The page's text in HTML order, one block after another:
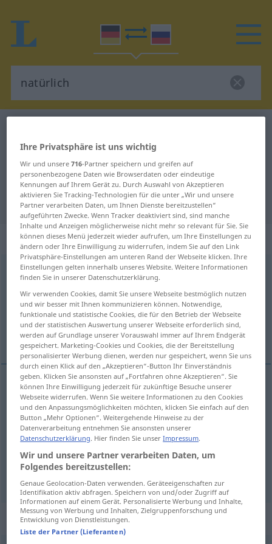
Deutsch-Russisch Übersetzung für
"natürlich"
"natürlich" Russisch Übersetzung
„natürlich“: Adjektiv
natürlichadj
Übersicht aller Übersetzungen
(Für mehr Details die Übersetzung anklicken/antippen)
естествен\ный, настоящий, натуральный
естествен\ный, -на,природный natürlich
настоящий natürlichecht
натуральный, -ен, -ьна natürlichecht
„natürlich“: Adverb
Ihre Privatsphäre ist uns wichtig
Wir und unsere716-Partner speichern und greifen auf
personenbezogene Daten wie Browserdaten oder eindeutige
Kennungen auf Ihrem Gerät zu. Durch Auswahl von Akzeptieren
aktivieren Sie Tracking-Technologien für die unter „Wir und unsere
Partner verarbeiten Daten, um Ihnen Dienste bereitzustellen“
aufgeführten Zwecke. Wenn Tracker deaktiviert sind, sind manche
Inhalte und Anzeigen möglicherweise nicht mehr so relevant für Sie. Sie
können dieses Menü jederzeit wieder aufrufen, um Ihre Einstellungen zu
ändern oder Ihre Einwilligung zu widerrufen, indem Sie auf den Link
Privatsphäre-Einstellungen am unteren Rand der Webseite klicken. Ihre
Einstellungen gelten innerhalb unseres Website. Weitere Informationen
finden Sie in unserer Datenschutzerklärung.
Wir verwenden Cookies, damit Sie unsere Webseite bestmöglich nutzen
und wir besser mit Ihnen kommunizieren können. Notwendige,
funktionale und statistische Cookies, die für den Betrieb der Webseite
und der statistischen Auswertung unserer Webseite erforderlich sind,
werden auf Grundlage unserer Vorauswahl immer auf Ihrem Endgerät
gespeichert. Marketing-Cookies und Cookies, die der Bereitstellung
personalisierter Werbung dienen, werden nur gespeichert, wenn Sie uns
durch einen Klick auf den „Akzeptieren“-Button Ihr Einverständnis
geben. Klicken Sie ansonsten auf „Fortfahren ohne Akzeptieren“. Sie
können Ihre Einwilligung jederzeit für zukünftige Besuche unserer
Webseite widerrufen. Wenn Sie weitere Informationen zu den Cookies
und den Anpassungsmöglichkeiten möchten, klicken Sie einfach auf den
Button „Mehr Optionen“. Weitergehende Hinweise zu der
Datenverarbeitung entnehmen Sie ansonsten unserer
Datenschutzerklärung. Hier finden Sie unserImpressum.
Wir und unsere Partner verarbeiten Daten, um
Folgendes bereitzustellen:
Genaue Geolocation-Daten verwenden. Geräteeigenschaften zur
Identifikation aktiv abfragen. Speichern von und/oder Zugriff auf
Informationen auf einem Gerät. Personalisierte Werbung und Inhalte,
Messung von Werbung und Inhalten, Zielgruppenforschung und
Entwicklung von Dienstleistungen.
Liste der Partner (Lieferanten)